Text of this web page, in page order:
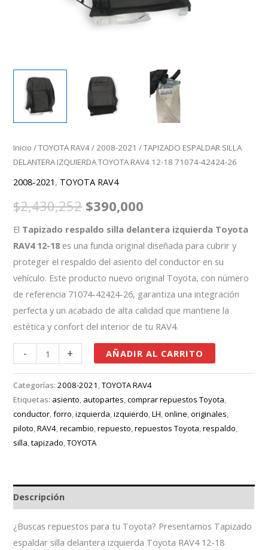
Inicio /TOYOTA RAV4/ 2008-2021 / TAPIZADO ESPALDAR SILLA
DELANTERA IZQUIERDA TOYOTA RAV4 12-18 71074-42424-26
2008-2021 , TOYOTA RAV4
$2,430,252 $390,000
El Tapizado respaldo silla delantera izquierda Toyota
RAV4 12-18 es una funda original diseñada para cubrir y
proteger el respaldo del asiento del conductor en su
vehículo. Este producto nuevo original Toyota, con número
de referencia 71074-42424-26, garantiza una integración
perfecta y un acabado de alta calidad que mantiene la
estética y confort del interior de tu RAV4.
- + AÑADIR AL CARRITO
Categorías:2008-2021 ,TOYOTA RAV4
Etiquetas: asiento autopartes ,comprar repuestos Toyota
conductor ,forro ,izquierda ,izquierdo ,LH ,online ,originales
piloto ,RAV4 ,recambio ,repuesto ,repuestos Toyota ,respaldo
silla ,tapizado ,TOYOTA
Descripción
¿Buscas repuestos para tu Toyota? Presentamos Tapizado
espaldar silla delantera izquierda Toyota RAV4 12-18